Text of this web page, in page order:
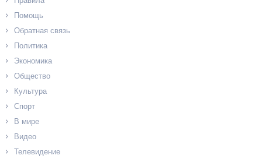
Помощь
Обратная связь
Политика
Экономика
Общество
Культура
Спорт
В мире
Видео
Телевидение